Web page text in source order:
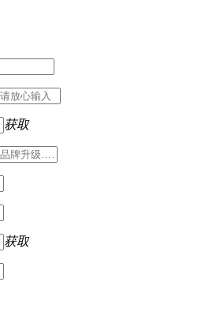
获取
获取